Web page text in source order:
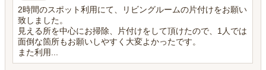
2時間のスポット利用にて、リビングルームの片付けをお願い
致しました。
見える所を中心にお掃除、片付けをして頂けたので、1人では
面倒な箇所もお願いしやすく大変よかったです。
また利用...